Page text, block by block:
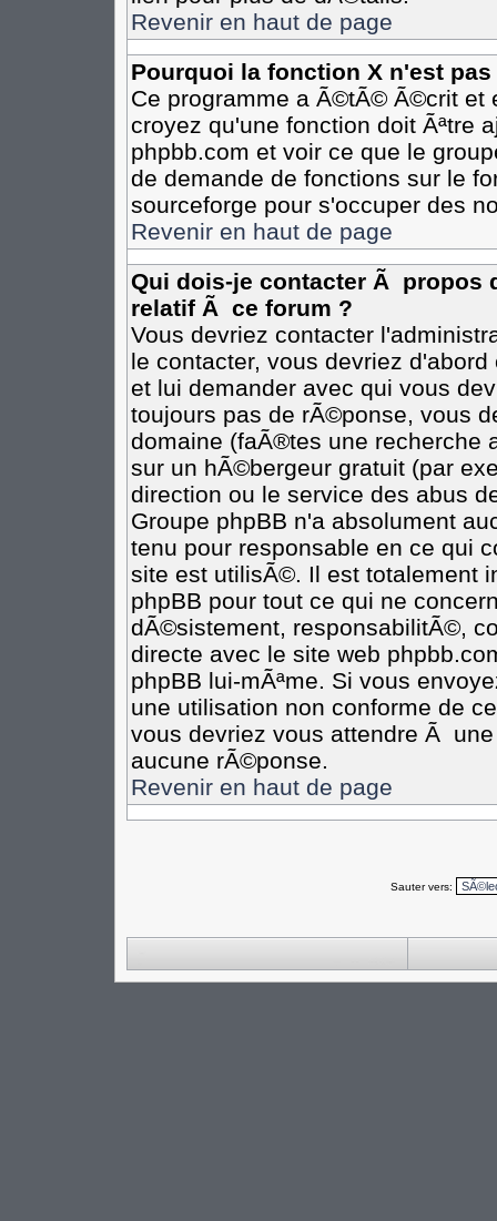
Revenir en haut de page
Pourquoi la fonction X n'est
Ce programme a Ã©tÃ© Ã©crit et
croyez qu'une fonction doit Ãªtre
phpbb.com et voir ce que le
de demande de fonctions sur le
sourceforge pour s'occuper des
Revenir en haut de page
Qui dois-je contacter Ã propos
relatif Ã ce forum ?
Vous devriez contacter
le contacter, vous devriez
et lui demander avec qui vous
toujours pas de rÃ©ponse, vous
domaine (faÃ®tes une recherche
sur un hÃ©bergeur gratuit (par
direction ou le service des abus
Groupe phpBB n'a absolument
tenu pour responsable en ce qui
site est utilisÃ©. Il est totalement
phpBB pour tout ce qui ne
dÃ©sistement, responsabilitÃ©,
directe avec le site web
phpBB lui-mÃªme. Si vous
une utilisation non conforme de
vous devriez vous attendre Ã
aucune rÃ©ponse.
Revenir en haut de page
Sauter vers: